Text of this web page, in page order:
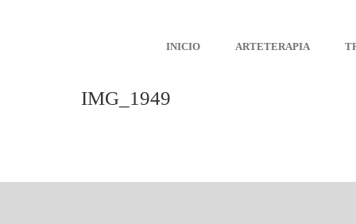
INICIO ARTETERAPIA
IMG_1949